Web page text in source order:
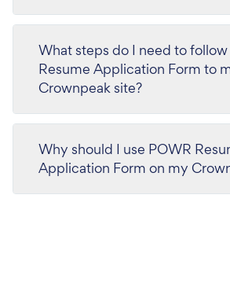
What steps do I need to
Resume Application Form to
Crownpeak site?
Why should I use POWR
Application Form on my